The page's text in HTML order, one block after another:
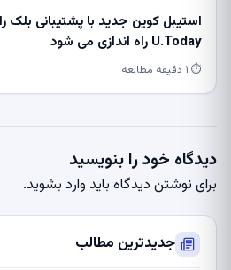
استیبل کوین جدید با پشتیبانی بلک
U.Today راه اندازی می شود
⏱ ۱ دقیقه مطالعه
دیدگاه خود را بنویسید
برای نوشتن دیدگاه باید وارد بشوید.
جدیدترین مطالب